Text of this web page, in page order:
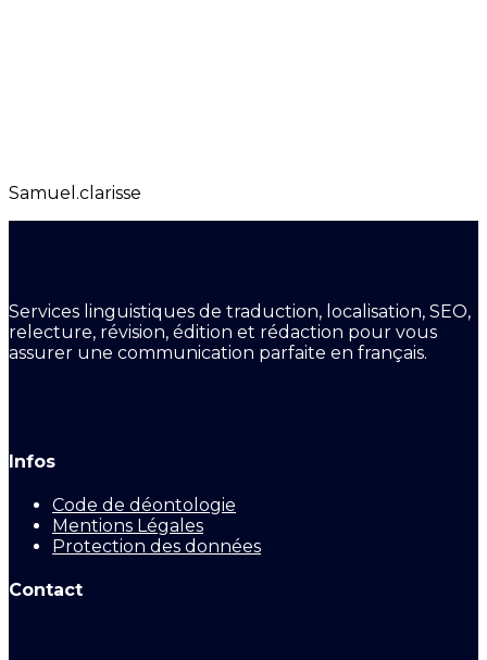
Samuel.clarisse
Services linguistiques de traduction, localisation, SEO,
relecture, révision, édition et rédaction pour vous
assurer une communication parfaite en français.
Infos
Code de déontologie
Mentions Légales
Protection des données
Contact